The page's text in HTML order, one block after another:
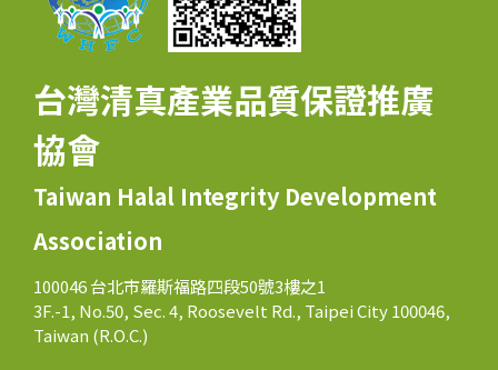
台灣清真產業品質保證推廣
協會
Taiwan Halal Integrity Development
Association
100046 台北市羅斯福路四段50號3樓之1
3F.-1, No.50, Sec. 4, Roosevelt Rd., Taipei City 100046,
Taiwan (R.O.C.)